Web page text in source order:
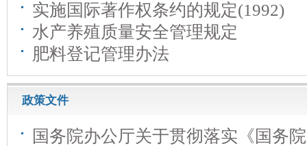
实施国际著作权条约的规定(1992)
水产养殖质量安全管理规定
肥料登记管理办法
政策文件
国务院办公厅关于贯彻落实《国务